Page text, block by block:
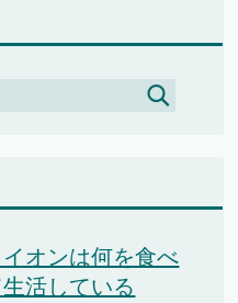
オンは何を食べ
活している